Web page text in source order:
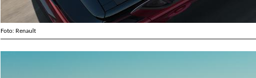
Foto: Renault